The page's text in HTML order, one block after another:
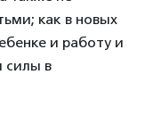
как в новых
и работу и
силы в